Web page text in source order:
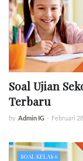
Soal Ujian
Terbaru
by Admin IG - Februari
SOAL KELAS 6